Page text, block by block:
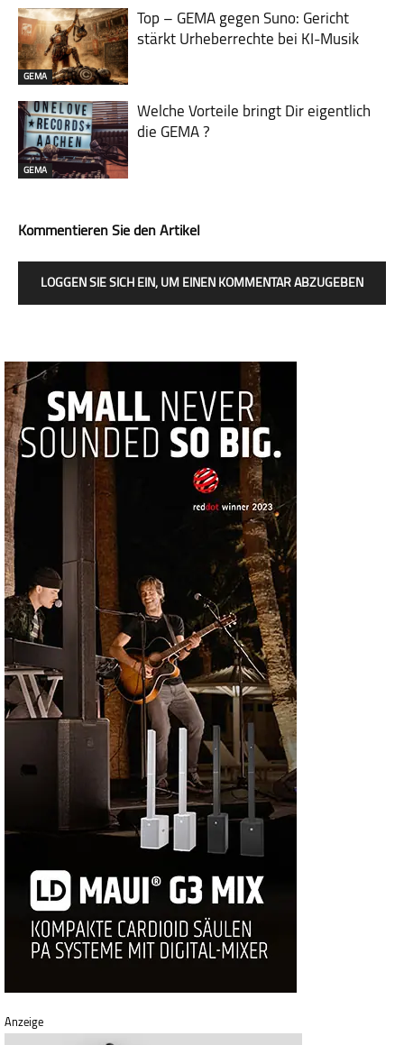
GEMA
Top – GEMA gegen Suno: Gericht
stärkt Urheberrechte bei KI-Musik
GEMA
Welche Vorteile bringt Dir eigentlich
die GEMA ?
Kommentieren Sie den Artikel
LOGGEN SIE SICH EIN, UM EINEN KOMMENTAR ABZUGEBEN
Anzeige